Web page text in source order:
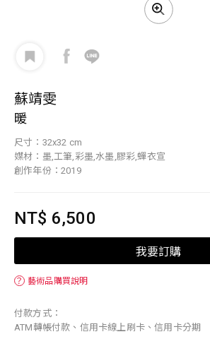
蘇靖雯
暖
尺寸：32x32 cm
媒材：墨,工筆,彩墨,水墨,膠彩,蟬衣宣
創作年份：2019
NT$ 6,500
我要訂購
？ 藝術品購買說明
付款方式：
ATM轉帳付款、信用卡線上刷卡、信用卡分期